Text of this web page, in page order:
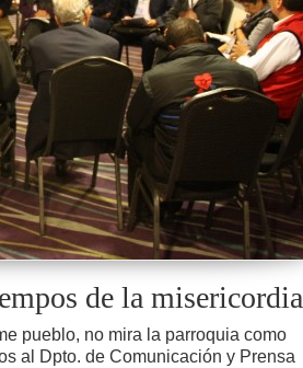
de la misericordia
pueblo, no mira la parroquia como
al Dpto. de Comunicación y Prensa